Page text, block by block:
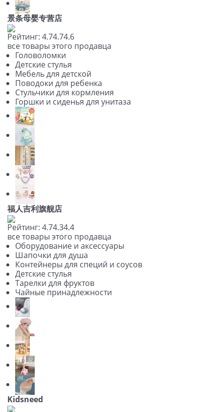
景条母婴专营店
Рейтинг: 4.74.74.6
все товары этого продавца
Головоломки
Детские стулья
Мебель для детской
Поводоки для ребенка
Стульчики для кормления
Горшки и сиденья для унитаза
福人吉利旗舰店
Рейтинг: 4.74.34.4
все товары этого продавца
Оборудование и аксессуары
Шапочки для душа
Контейнеры для специй и соусов
Детские стулья
Тарелки для фруктов
Чайные принадлежности
Kidsneed